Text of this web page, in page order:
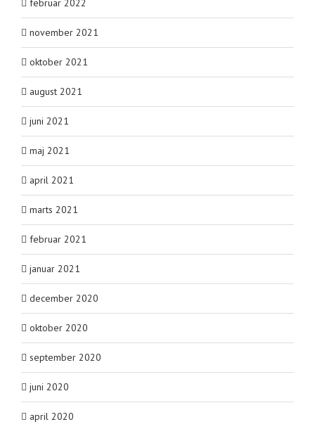
februar 2022
november 2021
oktober 2021
august 2021
juni 2021
maj 2021
april 2021
marts 2021
februar 2021
januar 2021
december 2020
oktober 2020
september 2020
juni 2020
april 2020